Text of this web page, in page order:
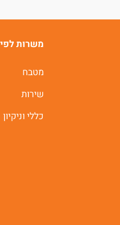
משרות
מטבח
שירות
כללי וניקיון